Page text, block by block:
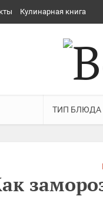
Кулинарная книга
ТИП БЛЮДА